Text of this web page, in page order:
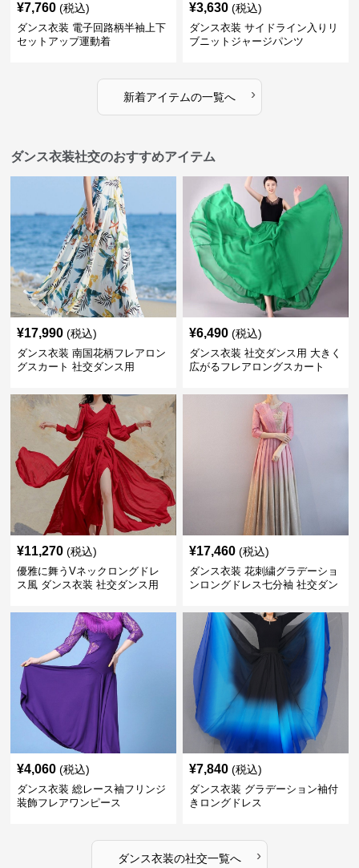
¥7,760 (税込)
ダンス衣装 電子回路柄半袖上下
セットアップ運動着
¥3,630 (税込)
ダンス衣装 サイドライン入りリ
ブニットジャージパンツ
新着アイテムの一覧へ ›
ダンス衣装社交のおすすめアイテム
¥17,990 (税込)
ダンス衣装 南国花柄フレアロン
グスカート 社交ダンス用
¥6,490 (税込)
ダンス衣装 社交ダンス用 大きく
広がるフレアロングスカート
¥11,270 (税込)
優雅に舞うVネックロングドレ
ス風 ダンス衣装 社交ダンス用
¥17,460 (税込)
ダンス衣装 花刺繍グラデーショ
ンロングドレス七分袖 社交ダン
¥4,060 (税込)
ダンス衣装 総レース袖フリンジ
装飾フレアワンピース
¥7,840 (税込)
ダンス衣装 グラデーション袖付
きロングドレス
ダンス衣装の社交一覧へ ›